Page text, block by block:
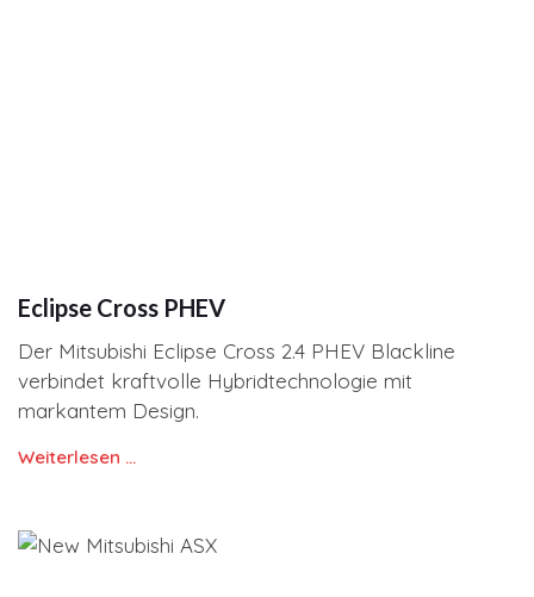
Eclipse Cross PHEV
Der Mitsubishi Eclipse Cross 2.4 PHEV Blackline
verbindet kraftvolle Hybridtechnologie mit
markantem Design.
Weiterlesen …